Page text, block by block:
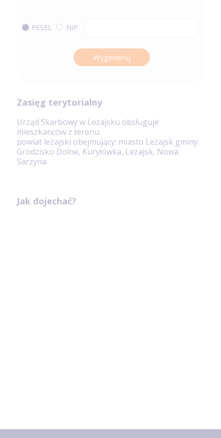
PESEL NIP
Wygeneruj
Zasięg terytorialny
Urząd Skarbowy w Leżajsku obsługuje
mieszkanców z terenu:
powiat leżajski obejmujący: miasto Leżajsk gminy:
Grodzisko Dolne, Kuryłówka, Leżajsk, Nowa
Sarzyna
Jak dojechać?